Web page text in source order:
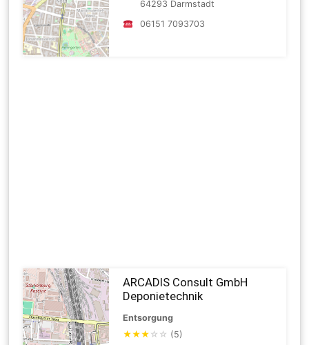
64293 Darmstadt
06151 7093703
ARCADIS Consult GmbH
Deponietechnik
Entsorgung
★★★ ☆ ☆ (5)